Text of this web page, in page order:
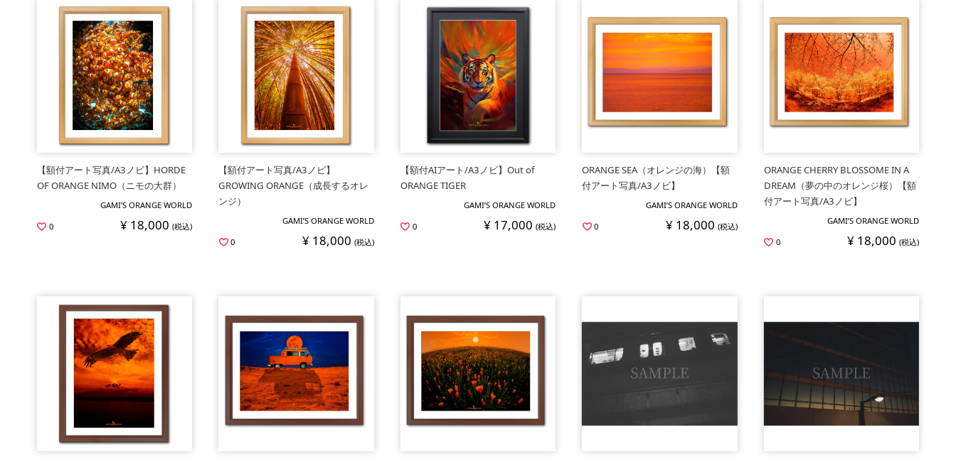
【額付アート写真/A3ノビ】HORDE
OF ORANGE NIMO（ニモの大群）
GAMI’S ORANGE WORLD
0
¥ 18,000(税込)
【額付アート写真/A3ノビ】
GROWING ORANGE（成長するオレ
ンジ）
GAMI’S ORANGE WORLD
0
¥ 18,000 (税込)
【額付AIアート/A3ノビ】Out of
ORANGE TIGER
GAMI’S ORANGE WORLD
0
¥ 17,000(税込)
ORANGE SEA（オレンジの海）【額
付アート写真/A3ノビ】
GAMI’S ORANGE WORLD
0
¥ 18,000 (税込)
ORANGE CHERRY BLOSSOME IN A
DREAM（夢の中のオレンジ桜）【額
付アート写真/A3ノビ】
GAMI’S ORANGE WORLD
0
¥ 18,000 (税込)